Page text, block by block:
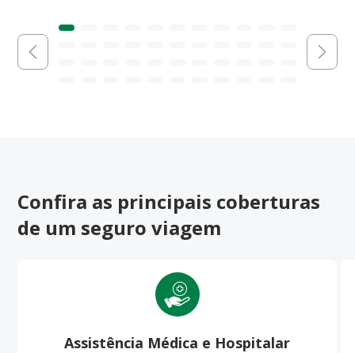
Confira as principais coberturas
de um seguro viagem
Assistência Médica e Hospitalar